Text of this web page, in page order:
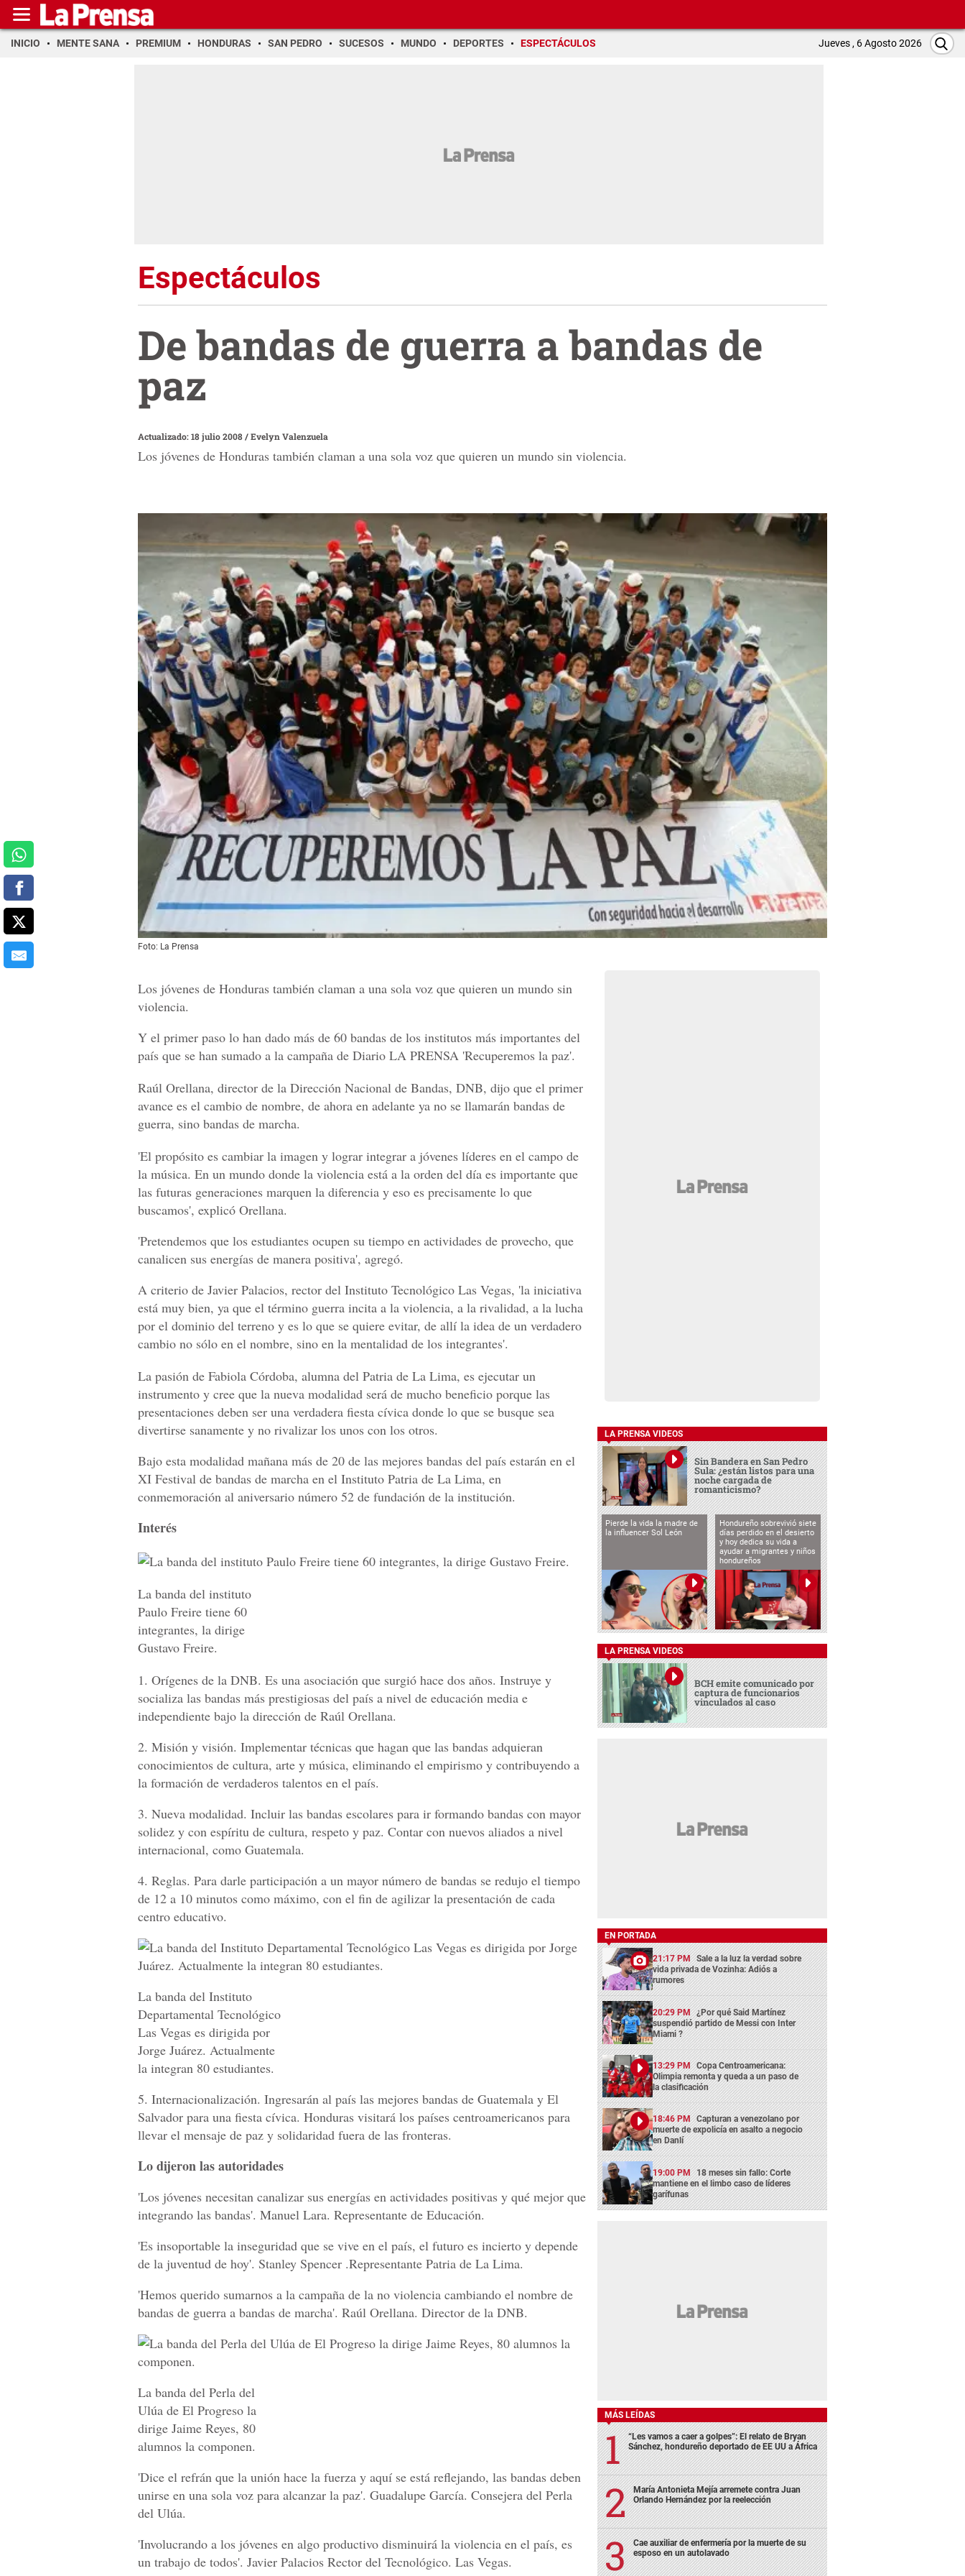
INICIO MENTE SANA PREMIUM HONDURAS SAN PEDRO SUCESOS MUNDO DEPORTES ESPECTÁCULOS Jueves , 6 Agosto 2026
Espectáculos
De bandas de guerra a bandas de
paz
Actualizado: 18 julio 2008/Evelyn Valenzuela
Los jóvenes de Honduras también claman a una sola voz que quieren un mundo sin violencia.
Foto: La Prensa
Los jóvenes de Honduras también claman a una sola voz que quieren un mundo sin
violencia.
Y el primer paso lo han dado más de 60 bandas de los institutos más importantes del
país que se han sumado a la campaña de Diario LA PRENSA 'Recuperemos la paz'.
Raúl Orellana, director de la Dirección Nacional de Bandas, DNB, dijo que el primer
avance es el cambio de nombre, de ahora en adelante ya no se llamarán bandas de
guerra, sino bandas de marcha.
'El propósito es cambiar la imagen y lograr integrar a jóvenes líderes en el campo de
la música. En un mundo donde la violencia está a la orden del día es importante que
las futuras generaciones marquen la diferencia y eso es precisamente lo que
buscamos', explicó Orellana.
'Pretendemos que los estudiantes ocupen su tiempo en actividades de provecho, que
canalicen sus energías de manera positiva', agregó.
A criterio de Javier Palacios, rector del Instituto Tecnológico Las Vegas, 'la iniciativa
está muy bien, ya que el término guerra incita a la violencia, a la rivalidad, a la lucha
por el dominio del terreno y es lo que se quiere evitar, de allí la idea de un verdadero
cambio no sólo en el nombre, sino en la mentalidad de los integrantes'.
La pasión de Fabiola Córdoba, alumna del Patria de La Lima, es ejecutar un
instrumento y cree que la nueva modalidad será de mucho beneficio porque las
presentaciones deben ser una verdadera fiesta cívica donde lo que se busque sea
divertirse sanamente y no rivalizar los unos con los otros.
Bajo esta modalidad mañana más de 20 de las mejores bandas del país estarán en el
XI Festival de bandas de marcha en el Instituto Patria de La Lima, en
conmemoración al aniversario número 52 de fundación de la institución.
Interés
La banda del instituto
Paulo Freire tiene 60
integrantes, la dirige
Gustavo Freire.
1. Orígenes de la DNB. Es una asociación que surgió hace dos años. Instruye y
socializa las bandas más prestigiosas del país a nivel de educación media e
independiente bajo la dirección de Raúl Orellana.
2. Misión y visión. Implementar técnicas que hagan que las bandas adquieran
conocimientos de cultura, arte y música, eliminando el empirismo y contribuyendo a
la formación de verdaderos talentos en el país.
3. Nueva modalidad. Incluir las bandas escolares para ir formando bandas con mayor
solidez y con espíritu de cultura, respeto y paz. Contar con nuevos aliados a nivel
internacional, como Guatemala.
4. Reglas. Para darle participación a un mayor número de bandas se redujo el tiempo
de 12 a 10 minutos como máximo, con el fin de agilizar la presentación de cada
centro educativo.
La banda del Instituto
Departamental Tecnológico
Las Vegas es dirigida por
Jorge Juárez. Actualmente
la integran 80 estudiantes.
5. Internacionalización. Ingresarán al país las mejores bandas de Guatemala y El
Salvador para una fiesta cívica. Honduras visitará los países centroamericanos para
llevar el mensaje de paz y solidaridad fuera de las fronteras.
Lo dijeron las autoridades
'Los jóvenes necesitan canalizar sus energías en actividades positivas y qué mejor que
integrando las bandas'. Manuel Lara. Representante de Educación.
'Es insoportable la inseguridad que se vive en el país, el futuro es incierto y depende
de la juventud de hoy'. Stanley Spencer .Representante Patria de La Lima.
'Hemos querido sumarnos a la campaña de la no violencia cambiando el nombre de
bandas de guerra a bandas de marcha'. Raúl Orellana. Director de la DNB.
La banda del Perla del
Ulúa de El Progreso la
dirige Jaime Reyes, 80
alumnos la componen.
'Dice el refrán que la unión hace la fuerza y aquí se está reflejando, las bandas deben
unirse en una sola voz para alcanzar la paz'. Guadalupe García. Consejera del Perla
del Ulúa.
'Involucrando a los jóvenes en algo productivo disminuirá la violencia en el país, es
un trabajo de todos'. Javier Palacios Rector del Tecnológico. Las Vegas.
LA PRENSA VIDEOS
Sin Bandera en San Pedro
Sula: ¿están listos para una
noche cargada de
romanticismo?
Pierde la vida la madre de
la influencer Sol León
Hondureño sobrevivió siete
días perdido en el desierto
y hoy dedica su vida a
ayudar a migrantes y niños
hondureños
LA PRENSA VIDEOS
BCH emite comunicado por
captura de funcionarios
vinculados al caso
EN PORTADA
21:17 PM Sale a la luz la verdad sobre
vida privada de Vozinha: Adiós a
rumores
20:29 PM ¿Por qué Said Martínez
suspendió partido de Messi con Inter
Miami ?
13:29 PM Copa Centroamericana:
Olimpia remonta y queda a un paso de
la clasificación
18:46 PM Capturan a venezolano por
muerte de expolicía en asalto a negocio
en Danlí
19:00 PM 18 meses sin fallo: Corte
mantiene en el limbo caso de líderes
garífunas
MÁS LEÍDAS
“Les vamos a caer a golpes”: El relato de Bryan
Sánchez, hondureño deportado de EE UU a África
María Antonieta Mejía arremete contra Juan
Orlando Hernández por la reelección
Cae auxiliar de enfermería por la muerte de su
esposo en un autolavado